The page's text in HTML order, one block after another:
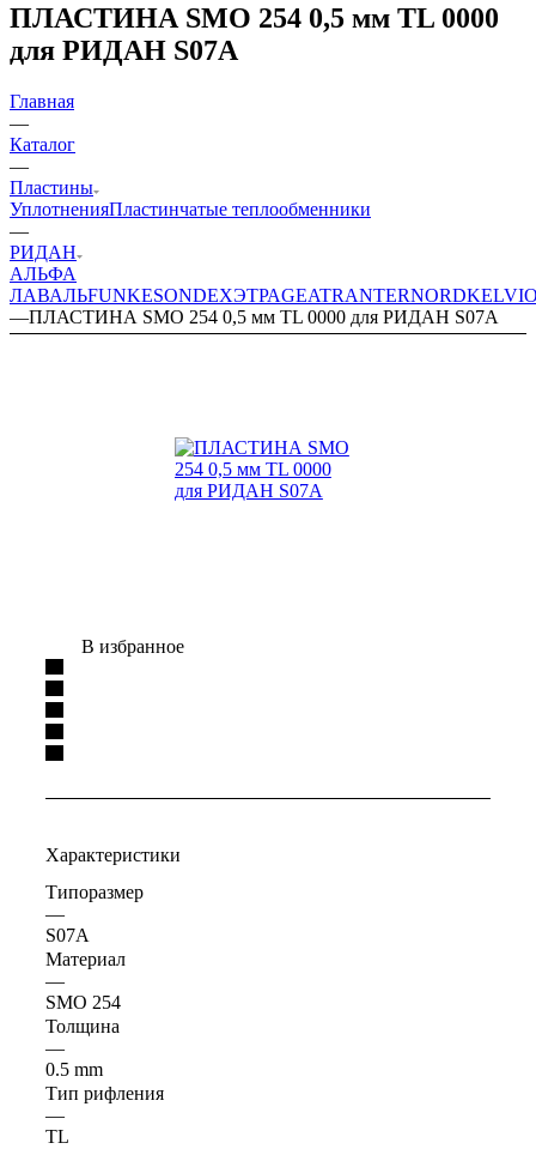
ПЛАСТИНА SMO 254 0,5 мм TL 0000
для РИДАН S07A
Главная
—
Каталог
—
Пластины
УплотненияПластинчатые теплообменники
—
РИДАН
АЛЬФА
ЛАВАЛЬFUNKESONDEXЭТРАGEATRANTERNORD
—ПЛАСТИНА SMO 254 0,5 мм TL 0000 для РИДАН S07A
В избранное
Характеристики
Типоразмер
—
S07A
Материал
—
SMO 254
Толщина
—
0.5 mm
Тип рифления
—
TL